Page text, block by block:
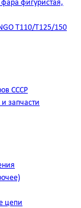
фигуристая,
Т110/Т125/150
СССР
запчасти
цепи